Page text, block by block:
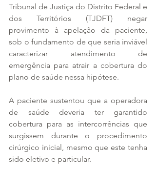
Tribunal de Justiça do Distrito Federal e
dos Territórios (TJDFT) negar
provimento à apelação da paciente,
sob o fundamento de que seria inviável
caracterizar atendimento de
emergência para atrair a cobertura do
plano de saúde nessa hipótese.
A paciente sustentou que a operadora
de saúde deveria ter garantido
cobertura para as intercorrências que
surgissem durante o procedimento
cirúrgico inicial, mesmo que este tenha
sido eletivo e particular.